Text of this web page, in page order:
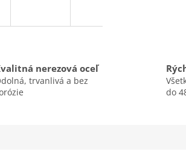
nerezová oceľ
trvanlivá a bez
do